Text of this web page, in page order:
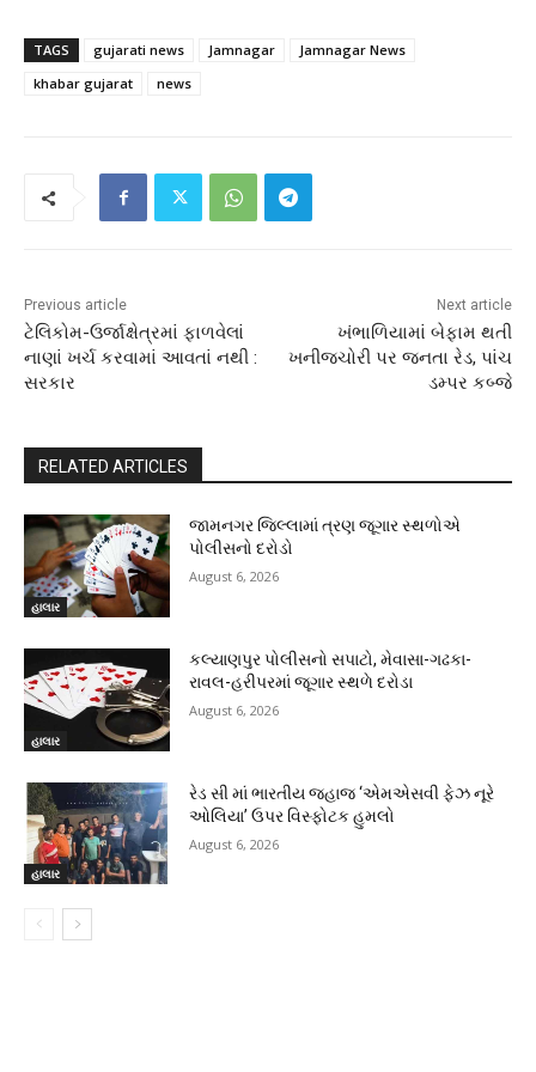
TAGS gujarati news Jamnagar
Jamnagar News
khabar gujarat
news
Previous article
ટેલિકોમ-ઉર્જાક્ષેત્રમાં ફાળવેલાં
નાણાં ખર્ચ કરવામાં આવતાં નથી :
સરકાર
Next article
ખંભાળિયામાં બેફામ થતી
ખનીજચોરી પર જનતા રેડ, પાંચ
ડમ્પર કબ્જે
RELATED ARTICLES
હાલાર
જામનગર જિલ્લામાં ત્રણ જૂગાર સ્થળોએ
પોલીસનો દરોડો
August 6, 2026
હાલાર
કલ્યાણપુર પોલીસનો સપાટો, મેવાસા-ગઢકા-
રાવલ-હરીપરમાં જૂગાર સ્થળે દરોડા
August 6, 2026
હાલાર
રેડ સી માં ભારતીય જહાજ ‘એમએસવી ફેઝ નૂરે
ઓલિયા’ ઉપર વિસ્ફોટક હુમલો
August 6, 2026